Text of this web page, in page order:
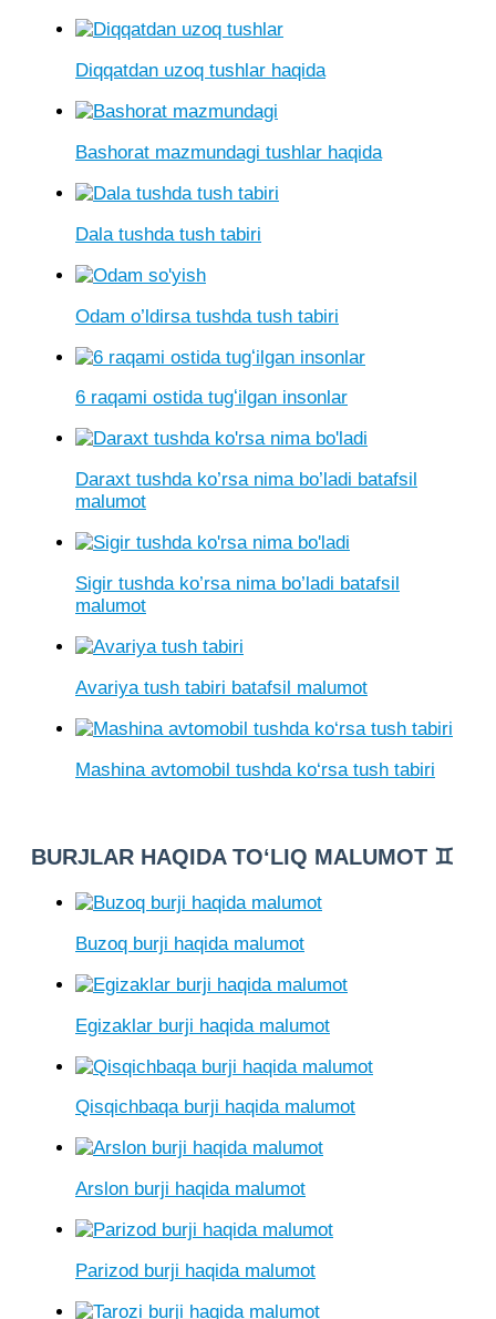
Diqqatdan uzoq tushlar haqida
Bashorat mazmundagi tushlar haqida
Dala tushda tush tabiri
Odam o’ldirsa tushda tush tabiri
6 raqami ostida tugʻilgan insonlar
Daraxt tushda ko’rsa nima bo’ladi batafsil
malumot
Sigir tushda ko’rsa nima bo’ladi batafsil
malumot
Avariya tush tabiri batafsil malumot
Mashina avtomobil tushda ko‘rsa tush tabiri
BURJLAR HAQIDA TO‘LIQ MALUMOT ♊
Buzoq burji haqida malumot
Egizaklar burji haqida malumot
Qisqichbaqa burji haqida malumot
Arslon burji haqida malumot
Parizod burji haqida malumot